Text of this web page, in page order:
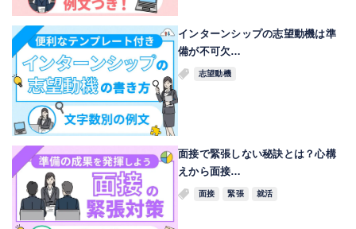
インターンシップの志望動機は準
備が不可欠…
志望動機
面接で緊張しない秘訣とは？心構
えから面接…
面接 緊張 就活